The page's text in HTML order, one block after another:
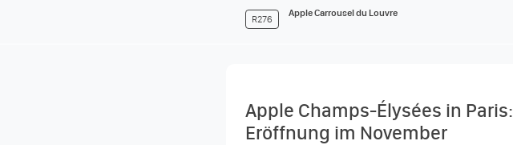
R276
Apple Carrousel du Louvre
Apple Champs-Élysées in Paris:
Eröffnung im November